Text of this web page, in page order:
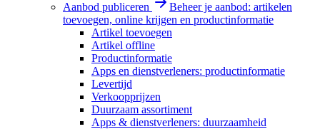
Aanbod publiceren
Beheer je aanbod: artikelen
toevoegen, online krijgen en productinformatie
Artikel toevoegen
Artikel offline
Productinformatie
Apps en dienstverleners: productinformatie
Levertijd
Verkoopprijzen
Duurzaam assortiment
Apps & dienstverleners: duurzaamheid